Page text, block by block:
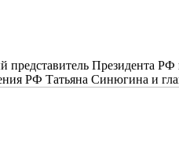
представитель Президента
РФ Татьяна Синюгина и